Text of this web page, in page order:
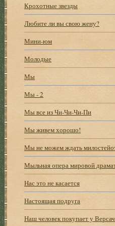
Крохотные звезды
Любите ли вы свою жену?
Мини-юм
Молодые
Мы
Мы - 2
Мы все из Чи-Чи-Чи-Пи
Мы живем хорошо!
Мы не можем ждать
Мыльная опера мировой
Нас это не касается
Настоящая подруга
Наш человек покупает у